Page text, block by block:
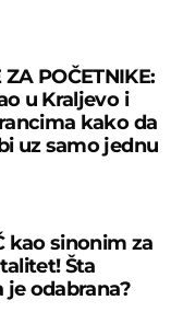
ZA POČETNIKE:
u Kraljevo i
kako da
uz samo jednu
kao sinonim za
Šta
odabrana?